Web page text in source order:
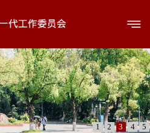
1 2 3 4 5